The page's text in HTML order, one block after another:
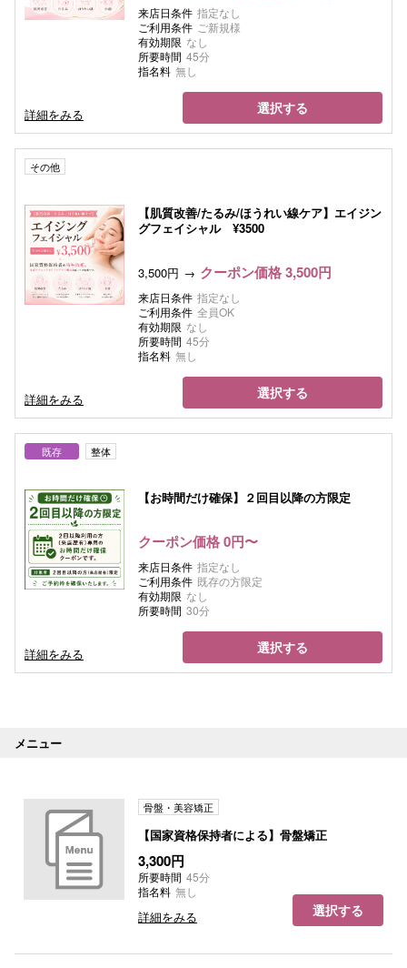
来店日条件 指定なし
ご利用条件 ご新規様
有効期限 なし
所要時間 45分
指名料 無し
詳細をみる 選択する
その他
【肌質改善/たるみ/ほうれい線ケア】エイジン
グフェイシャル ¥3500
3,500円 クーポン価格 3,500円
来店日条件 指定なし
ご利用条件 全員OK
有効期限 なし
所要時間 45分
指名料 無し
詳細をみる 選択する
既存 整体
【お時間だけ確保】２回目以降の方限定
クーポン価格 0円〜
来店日条件 指定なし
ご利用条件 既存の方限定
有効期限 なし
所要時間 30分
詳細をみる 選択する
メニュー
骨盤・美容矯正
【国家資格保持者による】骨盤矯正
3,300円
所要時間 45分
指名料 無し
詳細をみる 選択する